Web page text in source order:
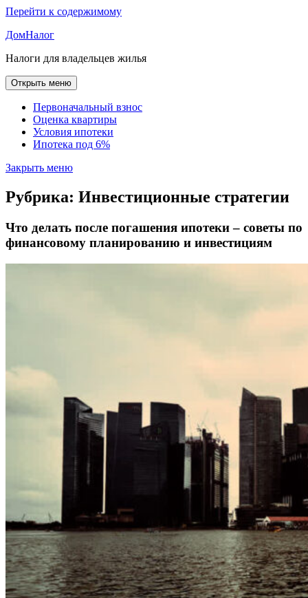
Перейти к содержимому
ДомНалог
Налоги для владельцев жилья
Открыть меню
Первоначальный взнос
Оценка квартиры
Условия ипотеки
Ипотека под 6%
Закрыть меню
Рубрика: Инвестиционные стратегии
Что делать после погашения ипотеки – советы по
финансовому планированию и инвестициям